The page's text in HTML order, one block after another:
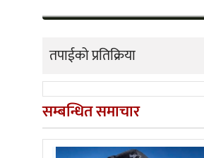
तपाईको प्रतिक्रिया
सम्बन्धित समाचार